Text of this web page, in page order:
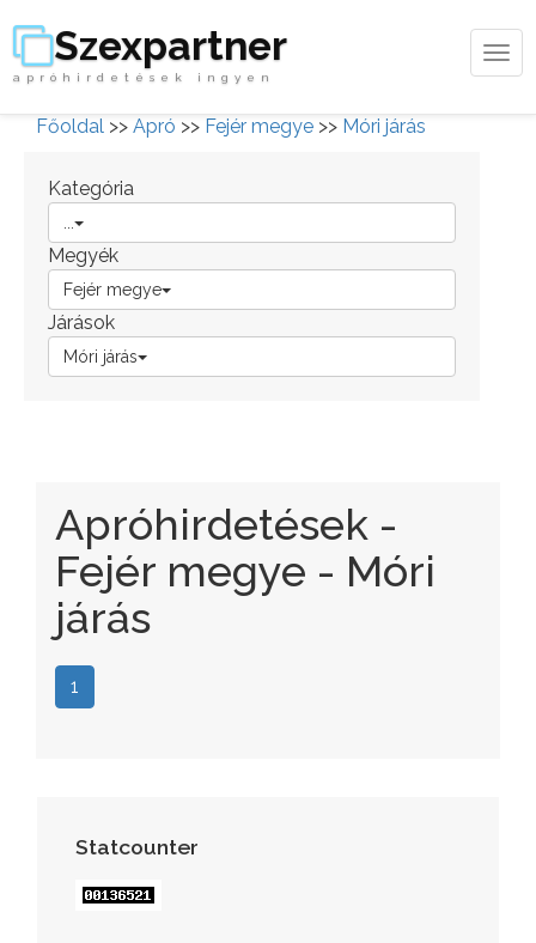
Szexpartner
apróhirdetések ingyen
Főoldal >> Apró >> Fejér megye >> Móri járás
Kategória
Megyék
Fejér megye
Járások
Móri járás
Apróhirdetések -
Fejér megye - Móri
járás
1
Statcounter